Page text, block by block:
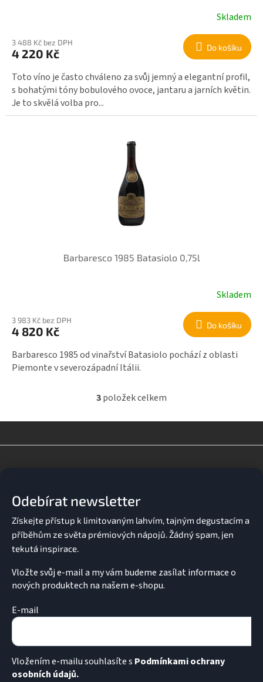
Skladem
3 488 Kč bez DPH
4 220 Kč Do košíku
Toto víno je často chváleno za svůj jemný a elegantní profil,
s bohatými tóny bobulového ovoce, jantaru a jarních květin.
Je to skvělá volba pro...
Barbaresco 1985 Batasiolo 0,75l
Skladem
3 983 Kč bez DPH
4 820 Kč Do košíku
Barbaresco 1985 od vinařství Batasiolo pochází z oblasti
Piemonte v severozápadní Itálii.
O
l
d
r
v
k
y
p
i
s
3položek celkem
Odebírat newsletter
Vložte svůj e-mail a my vám budeme zasílat informace o
nových produktech na našem e-shopu.
E-mail
Vložením e-mailu souhlasíte s Podmínkami ochrany
osobních údajů.